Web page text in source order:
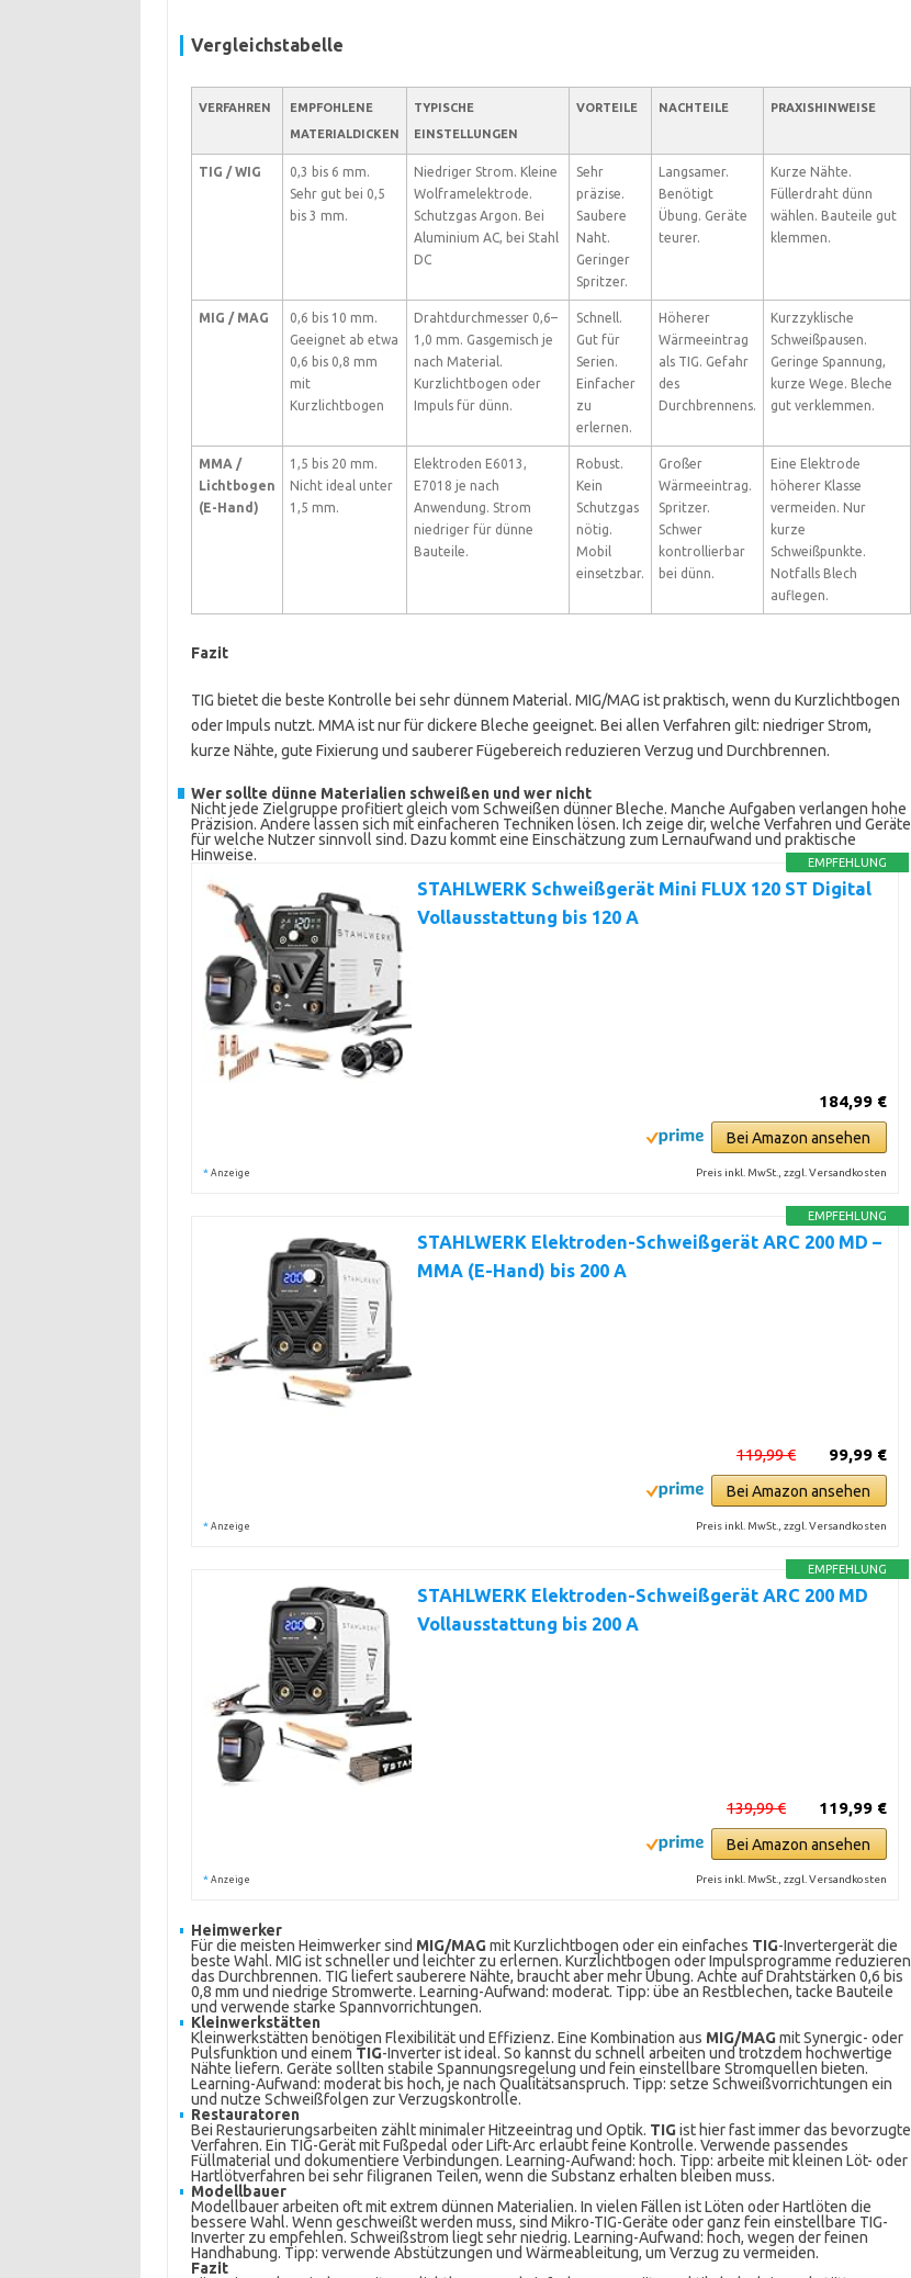
Vergleichstabelle
VERFAHREN
EMPFOHLENE
MATERIALDICKEN
TYPISCHE
EINSTELLUNGEN
VORTEILE NACHTEILE PRAXISHINWEISE
TIG / WIG
0,3 bis 6 mm.
Sehr gut bei 0,5
bis 3 mm.
Niedriger Strom. Kleine
Wolframelektrode.
Schutzgas Argon. Bei
Aluminium AC, bei Stahl
DC
Sehr
präzise.
Saubere
Naht.
Geringer
Spritzer.
Langsamer.
Benötigt
Übung. Geräte
teurer.
Kurze Nähte.
Füllerdraht dünn
wählen. Bauteile gut
klemmen.
MIG / MAG
0,6 bis 10 mm.
Geeignet ab etwa
0,6 bis 0,8 mm
mit
Kurzlichtbogen
Drahtdurchmesser 0,6–
1,0 mm. Gasgemisch je
nach Material.
Kurzlichtbogen oder
Impuls für dünn.
Schnell.
Gut für
Serien.
Einfacher
zu
erlernen.
Höherer
Wärmeeintrag
als TIG. Gefahr
des
Durchbrennens.
Kurzzyklische
Schweißpausen.
Geringe Spannung,
kurze Wege. Bleche
gut verklemmen.
MMA /
Lichtbogen
(E-Hand)
1,5 bis 20 mm.
Nicht ideal unter
1,5 mm.
Elektroden E6013,
E7018 je nach
Anwendung. Strom
niedriger für dünne
Bauteile.
Robust.
Kein
Schutzgas
nötig.
Mobil
einsetzbar.
Großer
Wärmeeintrag.
Spritzer.
Schwer
kontrollierbar
bei dünn.
Eine Elektrode
höherer Klasse
vermeiden. Nur
kurze
Schweißpunkte.
Notfalls Blech
auflegen.
Fazit
TIG bietet die beste Kontrolle bei sehr dünnem Material. MIG/MAG ist praktisch, wenn du Kurzlichtbogen
oder Impuls nutzt. MMA ist nur für dickere Bleche geeignet. Bei allen Verfahren gilt: niedriger Strom,
kurze Nähte, gute Fixierung und sauberer Fügebereich reduzieren Verzug und Durchbrennen.
Wer sollte dünne Materialien schweißen und wer nicht
Nicht jede Zielgruppe profitiert gleich vom Schweißen dünner Bleche. Manche Aufgaben verlangen hohe
Präzision. Andere lassen sich mit einfacheren Techniken lösen. Ich zeige dir, welche Verfahren und Geräte
für welche Nutzer sinnvoll sind. Dazu kommt eine Einschätzung zum Lernaufwand und praktische
Hinweise.
EMPFEHLUNG
STAHLWERK Schweißgerät Mini FLUX 120 ST Digital
Vollausstattung bis 120 A
184,99 €
Bei Amazon ansehen
* Anzeige Preis inkl. MwSt., zzgl. Versandkosten
EMPFEHLUNG
STAHLWERK Elektroden-Schweißgerät ARC 200 MD –
MMA (E-Hand) bis 200 A
99,99 €
119,99 €
Bei Amazon ansehen
* Anzeige Preis inkl. MwSt., zzgl. Versandkosten
EMPFEHLUNG
STAHLWERK Elektroden-Schweißgerät ARC 200 MD
Vollausstattung bis 200 A
119,99 €
139,99 €
Bei Amazon ansehen
* Anzeige Preis inkl. MwSt., zzgl. Versandkosten
Heimwerker
Für die meisten Heimwerker sind MIG/MAGmit Kurzlichtbogen oder ein einfaches TIG-Invertergerät die
beste Wahl. MIG ist schneller und leichter zu erlernen. Kurzlichtbogen oder Impulsprogramme reduzieren
das Durchbrennen. TIG liefert sauberere Nähte, braucht aber mehr Übung. Achte auf Drahtstärken 0,6 bis
0,8 mm und niedrige Stromwerte. Learning-Aufwand: moderat. Tipp: übe an Restblechen, tacke Bauteile
und verwende starke Spannvorrichtungen.
Kleinwerkstätten
Kleinwerkstätten benötigen Flexibilität und Effizienz. Eine Kombination aus MIG/MAGmit Synergic- oder
Pulsfunktion und einem TIG-Inverter ist ideal. So kannst du schnell arbeiten und trotzdem hochwertige
Nähte liefern. Geräte sollten stabile Spannungsregelung und fein einstellbare Stromquellen bieten.
Learning-Aufwand: moderat bis hoch, je nach Qualitätsanspruch. Tipp: setze Schweißvorrichtungen ein
und nutze Schweißfolgen zur Verzugskontrolle.
Restauratoren
Bei Restaurierungsarbeiten zählt minimaler Hitzeeintrag und Optik. TIGist hier fast immer das bevorzugte
Verfahren. Ein TIG-Gerät mit Fußpedal oder Lift-Arc erlaubt feine Kontrolle. Verwende passendes
Füllmaterial und dokumentiere Verbindungen. Learning-Aufwand: hoch. Tipp: arbeite mit kleinen Löt- oder
Hartlötverfahren bei sehr filigranen Teilen, wenn die Substanz erhalten bleiben muss.
Modellbauer
Modellbauer arbeiten oft mit extrem dünnen Materialien. In vielen Fällen ist Löten oder Hartlöten die
bessere Wahl. Wenn geschweißt werden muss, sind Mikro-TIG-Geräte oder ganz fein einstellbare TIG-
Inverter zu empfehlen. Schweißstrom liegt sehr niedrig. Learning-Aufwand: hoch, wegen der feinen
Handhabung. Tipp: verwende Abstützungen und Wärmeableitung, um Verzug zu vermeiden.
Fazit